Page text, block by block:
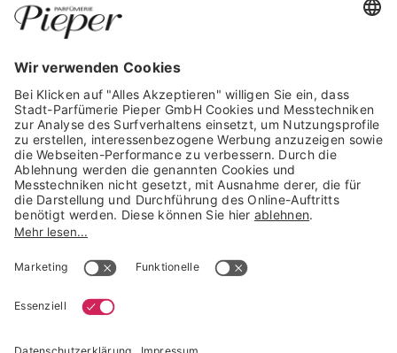
Trusted Shops Mitglied seit 2010
* unverbindliche Preisempfehlung der Verbundgruppe beauty alliance